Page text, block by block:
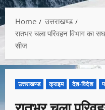
Home
उत्तराखण्ड
रातभर चला परिवहन विभाग का
सीज
उत्तराखण्ड क्राइम देश-विदेश